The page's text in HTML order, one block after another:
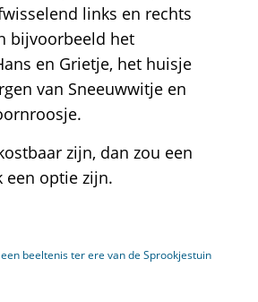
links en rechts
bijvoorbeeld het
en Grietje, het huisje
van Sneeuwwitje en
zijn, dan zou een
een optie zijn.
beeltenis ter ere van de Sprookjestuin